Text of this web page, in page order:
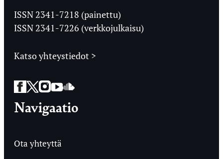
Ylioppilaslehti
ISSN 2341-7218 (painettu)
ISSN 2341-7226 (verkkojulkaisu)
Katso yhteystiedot >
Facebook
Twitter
Instagram
YouTube
SoundCloud
Navigaatio
Ota yhteyttä